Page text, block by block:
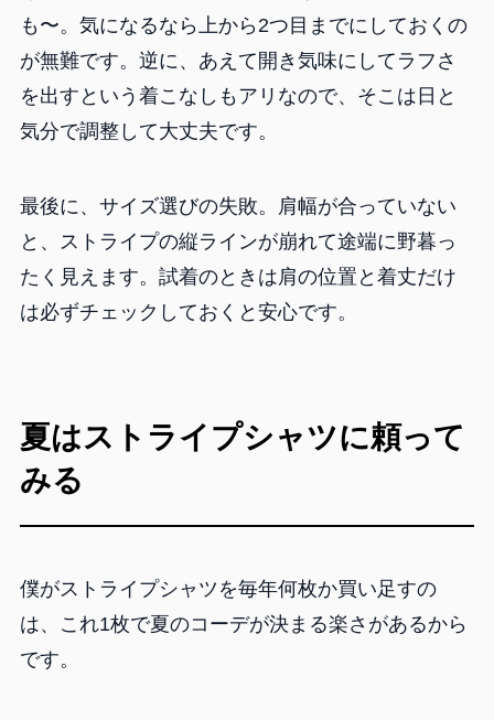
も〜。気になるなら上から2つ目までにしておくの
が無難です。逆に、あえて開き気味にしてラフさ
を出すという着こなしもアリなので、そこは日と
気分で調整して大丈夫です。
最後に、サイズ選びの失敗。肩幅が合っていない
と、ストライプの縦ラインが崩れて途端に野暮っ
たく見えます。試着のときは肩の位置と着丈だけ
は必ずチェックしておくと安心です。
夏はストライプシャツに頼って
みる
僕がストライプシャツを毎年何枚か買い足すの
は、これ1枚で夏のコーデが決まる楽さがあるから
です。